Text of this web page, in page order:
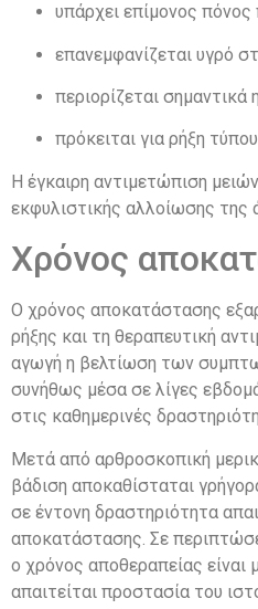
υπάρχει επίμονος
επανεμφανίζεται υγρό
περιορίζεται
πρόκειται για ρήξη
Η έγκαιρη αντιμετώπιση
εκφυλιστικής αλλοίωσης της
Χρόνος
Ο χρόνος αποκατάστασης
ρήξης και τη θεραπευτική
αγωγή η βελτίωση των
συνήθως μέσα σε λίγες
στις καθημερινές
Μετά από αρθροσκοπική
βάδιση αποκαθίσταται
σε έντονη δραστηριότητα
αποκατάστασης. Σε
ο χρόνος αποθεραπείας
απαιτείται προστασία του